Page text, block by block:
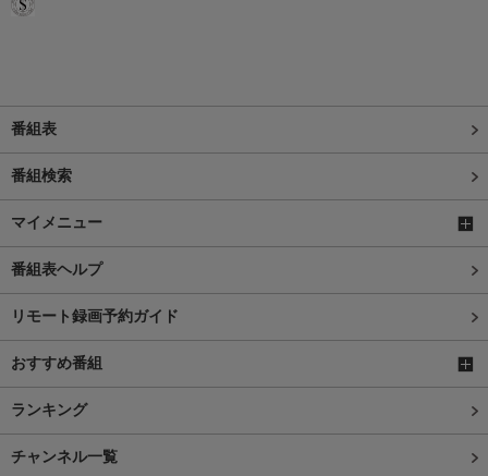
番組表
番組検索
マイメニュー
番組表ヘルプ
リモート録画予約ガイド
おすすめ番組
ランキング
チャンネル一覧